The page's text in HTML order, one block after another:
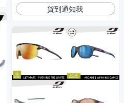
貨到通知我